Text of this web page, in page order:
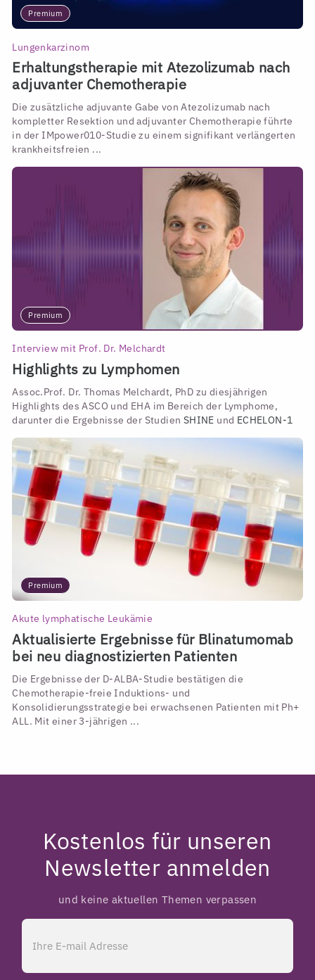
Premium
Lungenkarzinom
Erhaltungstherapie mit Atezolizumab nach
adjuvanter Chemotherapie
Die zusätzliche adjuvante Gabe von Atezolizumab nach
kompletter Resektion und adjuvanter Chemotherapie führte
in der IMpower010-Studie zu einem signifikant verlängerten
krankheitsfreien ...
Premium
Interview mit Prof. Dr. Melchardt
Highlights zu Lymphomen
Assoc.Prof. Dr. Thomas Melchardt, PhD zu diesjährigen
Highlights des ASCO und EHA im Bereich der Lymphome,
darunter die Ergebnisse der Studien SHINE und ECHELON-1
Premium
Akute lymphatische Leukämie
Aktualisierte Ergebnisse für Blinatumomab
bei neu diagnostizierten Patienten
Die Ergebnisse der D-ALBA-Studie bestätigen die
Chemotherapie-freie Induktions- und
Konsolidierungsstrategie bei erwachsenen Patienten mit Ph+
ALL. Mit einer 3-jährigen ...
Kostenlos für unseren
Newsletter anmelden
und keine aktuellen Themen verpassen